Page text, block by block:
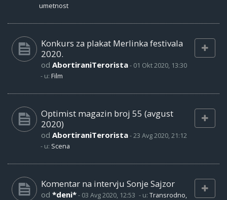
umetnost
Konkurs za plakat Merlinka festivala
2020.
od AbortiraniTerorista- 01 Okt 2020, 13:30
- u: Film
Optimist magazin broj 55 (avgust
2020)
od AbortiraniTerorista-23 Avg 2020, 21:12
- u: Scena
Komentar na intervju Sonje Sajzor
od *deni*- 03 Avg 2020, 12:53 - u: Transrodno,